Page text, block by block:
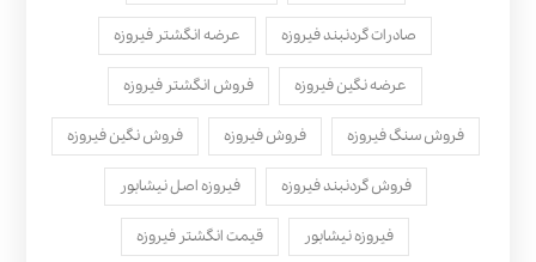
صادرات گردنبند فیروزه عرضه انگشتر فیروزه
عرضه نگین فیروزه فروش انگشتر فیروزه
فروش سنگ فیروزه فروش فیروزه فروش نگین فیروزه
فروش گردنبند فیروزه فیروزه اصل نیشابور
فیروزه نیشابور قیمت انگشتر فیروزه